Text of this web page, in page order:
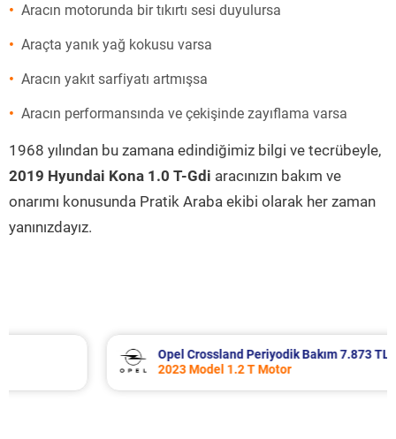
Aracın motorunda bir tıkırtı sesi duyulursa
Araçta yanık yağ kokusu varsa
Aracın yakıt sarfiyatı artmışsa
Aracın performansında ve çekişinde zayıflama varsa
1968 yılından bu zamana edindiğimiz bilgi ve tecrübeyle,
2019 Hyundai Kona 1.0 T-Gdi aracınızın bakım ve
onarımı konusunda Pratik Araba ekibi olarak her zaman
yanınızdayız.
Opel Crossland Periyodik Bakım 7.873 TL
2023 Model 1.2 T Motor